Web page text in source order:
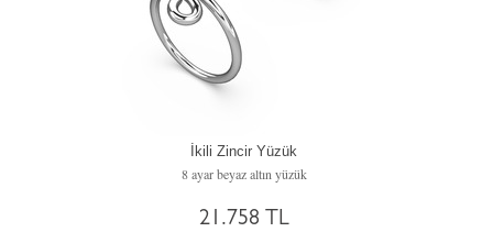
İkili Zincir Yüzük
8 ayar beyaz altın yüzük
21.758 TL